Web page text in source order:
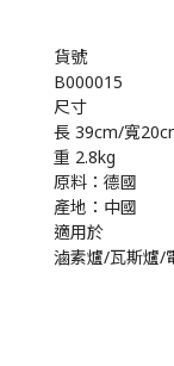
貨號
B000015
尺寸
長 39cm/寬
重 2.8kg
原料：德國
產地：中國
適用於
滷素爐/瓦斯爐/